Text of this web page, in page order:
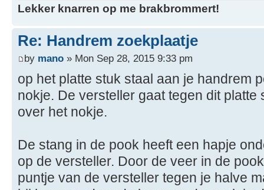
Lekker knarren op me brakbrommert!
Re: Handrem zoekplaatje
by mano » Mon Sep 28, 2015 9:33 pm
op het platte stuk staal aan je handrem
nokje. De versteller gaat tegen dit platte
over het nokje.
De stang in de pook heeft een hapje
op de versteller. Door de veer in de
puntje van de versteller tegen je halve